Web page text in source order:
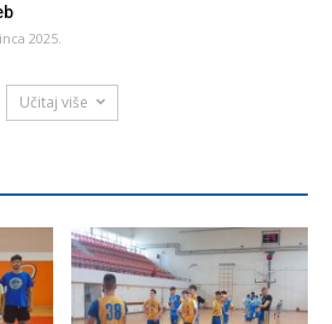
2025.
Učitaj više